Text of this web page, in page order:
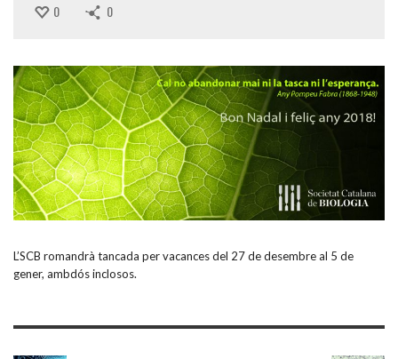
0 0
L’SCB romandrà tancada per vacances del 27 de desembre al 5 de
gener, ambdós inclosos.